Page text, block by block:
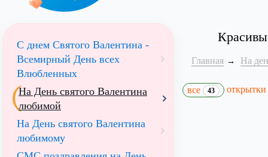
Главная На
все 43 открытки
С днем Святого Валентина -
Всемирный День всех
Влюбленных
На День святого Валентина
любимой
На День святого Валентина
любимому